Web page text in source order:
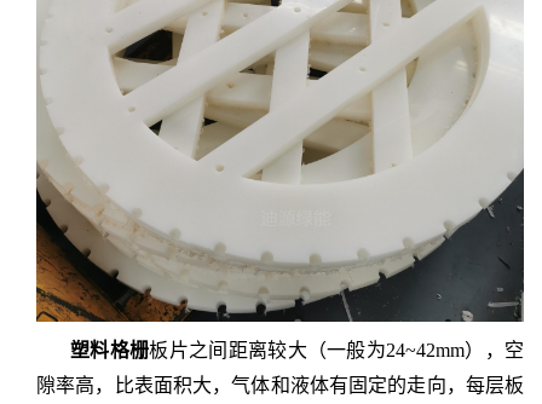
塑料格栅板片之间距离较大（一般为24~42mm），空
隙率高，比表面积大，气体和液体有固定的走向，每层板